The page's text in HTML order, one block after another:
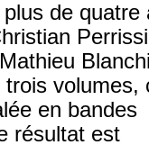
de quatre
trois volumes,
en bandes
résultat est